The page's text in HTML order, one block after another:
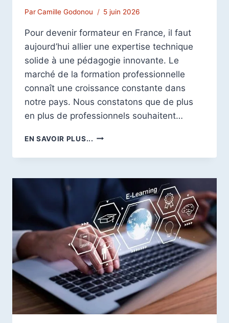
ParCamille Godonou 5 juin 2026
Pour devenir formateur en France, il faut
aujourd’hui allier une expertise technique
solide à une pédagogie innovante. Le
marché de la formation professionnelle
connaît une croissance constante dans
notre pays. Nous constatons que de plus
en plus de professionnels souhaitent…
EN SAVOIR PLUS... COMMENT
FORMATEUR
GAGNER
L’ARGENT
EN
FRANCE
?